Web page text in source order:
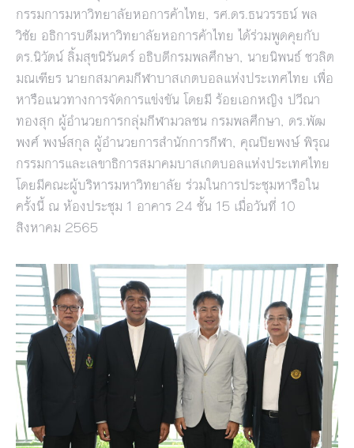
กรรมการมหาวิทยาลัยหอการค้าไทย, รศ.ดร.ธนวรรธน์ พล
วิชัย อธิการบดีมหาวิทยาลัยหอการค้าไทย ได้ร่วมพูดคุยกับ
ดร.นิวัตน์ ลิ้มสุขนิรันดร์ อธิบดีกรมพลศึกษา, นายนิพนธ์ ชวลิต
มณเฑียร นายกสมาคมกีฬาบาสเกตบอลแห่งประเทศไทย เพื่อ
หารือแนวทางการจัดการแข่งขัน โดยมี ร้อยเอกหญิง ปวีณา
ทองสุก ผู้อำนวยการกลุ่มกีฬามวลชน กรมพลศึกษา, ดร.พัฒ
พงศ์ พงษ์สกุล ผู้อำนวยการสำนักการกีฬา, คุณปิยพงษ์ พิรุณ
กรรมการและเลขาธิการสมาคมบาสเกตบอลแห่งประเทศไทย
โดยมีคณะผู้บริหารมหาวิทยาลัย ร่วมในการประชุมหารือใน
ครั้งนี้ ณ ห้องประชุม 1 อาคาร 24 ชั้น 15 เมื่อวันที่ 10
สิงหาคม 2565